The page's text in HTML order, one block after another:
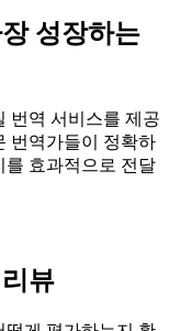
성장하는
번역 서비스를 제공
번역가들이 정확하
를 효과적으로 전달
뷰